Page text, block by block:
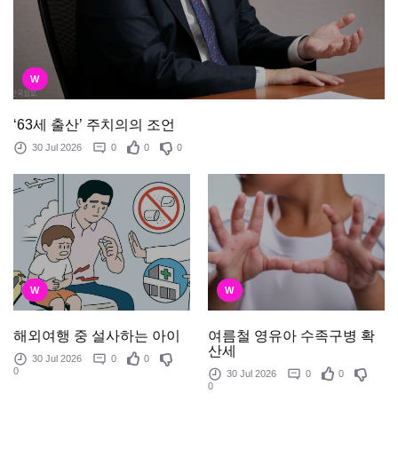
W
‘63세 출산’ 주치의의 조언
30 Jul 2026 0 0 0
W
해외여행 중 설사하는 아이
30 Jul 2026 0
0
0
W
여름철 영유아 수족구병 확
산세
30 Jul 2026 0
0
0